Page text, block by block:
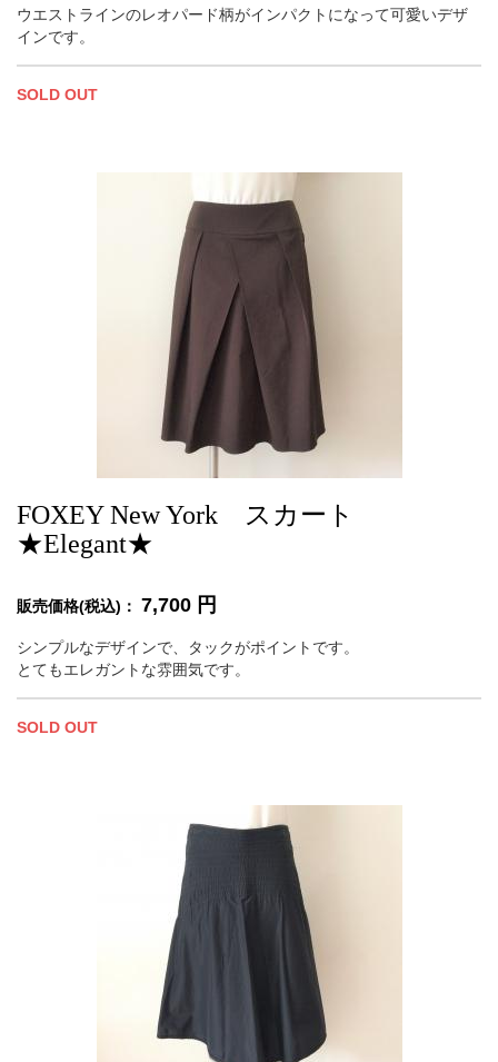
ウエストラインのレオパード柄がインパクトになって可愛いデザ
インです。
SOLD OUT
FOXEY New York スカート
★Elegant★
販売価格(税込)： 7,700 円
シンプルなデザインで、タックがポイントです。
とてもエレガントな雰囲気です。
SOLD OUT